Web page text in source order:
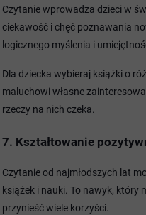
Czytanie wprowadza dzieci w
ciekawość i chęć poznawania
logicznego myślenia i
Dla dziecka wybieraj książki o
maluchowi własne
rzeczy na nich czeka.
7. Kształtowanie
Czytanie od najmłodszych lat
książek i nauki. To nawyk, który
przynieść wiele korzyści.